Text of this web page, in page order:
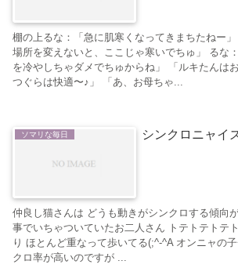
棚の上るな：「急に肌寒くなってきまちたねー
場所を変えないと、ここじゃ寒いでちゅ」 るな
を冷やしちゃダメでちゅからね」 「ルキたんは
つぐらは快適〜♪」 「あ、お母ちゃ...
ソマリな毎日 シンクロニャイ
仲良し猫さんは どうも動きがシンクロする傾向
事でいちゃついていたお二人さん トテトテトテ
り ほとんど重なって歩いてる(;^-^A オンニャの
クロ率が高いのですが ...